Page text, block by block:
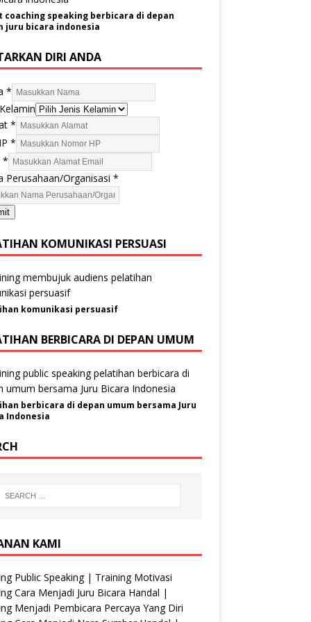
coaching speaking berbicara di depan
juru bicara indonesia
DIRI ANDA
*
*
*
*
Perusahaan/Organisasi *
KOMUNIKASI PERSUASI
komunikasi persuasif
BERBICARA DI DEPAN UMUM
berbicara di depan umum bersama Juru
Indonesia
KAMI
Public Speaking | Training Motivasi
Cara Menjadi Juru Bicara Handal |
Menjadi Pembicara Percaya Yang Diri